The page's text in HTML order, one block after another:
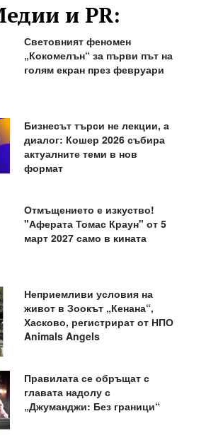
и PR:
Световният феномен
„Кокомелън“ за първи път на
голям екран през февруари
Бизнесът търси не лекции, а
диалог: Кошер 2026 събира
актуалните теми в нов
формат
Отмъщението е изкуство!
"Аферата Томас Краун" от 5
март 2027 само в кината
Неприемливи условия на
живот в Зоокът „Кенана“,
Хасково, регистрират от НПО
Animals Angels
Правилата се обръщат с
главата надолу с
„Джуманджи: Без граници“